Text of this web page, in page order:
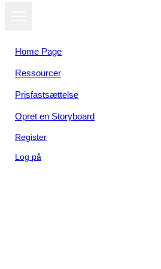
Home Page
Ressourcer
Prisfastsættelse
Opret en Storyboard
Register
Log på